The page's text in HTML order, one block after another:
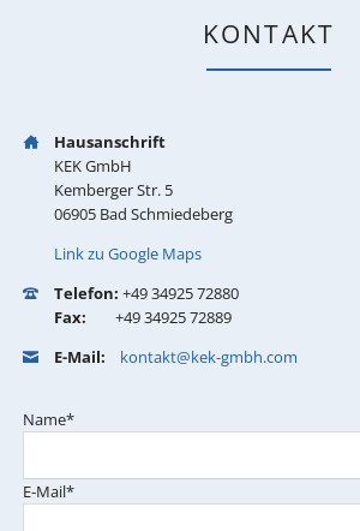
KONTAKT
Hausanschrift
KEK GmbH
Kemberger Str. 5
06905 Bad Schmiedeberg
Link zu Google Maps
Telefon: +49 34925 72880
Fax: +49 34925 72889
E-Mail:
kontakt@kek-gmbh.com
Pflichtfeld
Name*
Pflichtfeld
E-Mail*